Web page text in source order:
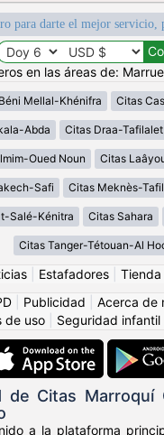
para darte el mejor servicio,
en las áreas de:
Mellal-Khénifra Citas
Abda Citas Draa-Tafilalet
Oued Noun Citas
Safi Citas Meknès-
Salé-Kénitra Citas Sahara
Citas Tanger-Tétouan-Al
Estafadores Tienda
Publicidad Acerca de
de uso
Seguridad infantil
de Citas Marroquí
a la plataforma